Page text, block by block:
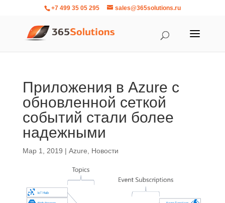
+7 499 35 05 295 sales@365solutions.ru
Приложения в Azure с
обновленной сеткой
событий стали более
надежными
Мар 1, 2019 | Azure Новости